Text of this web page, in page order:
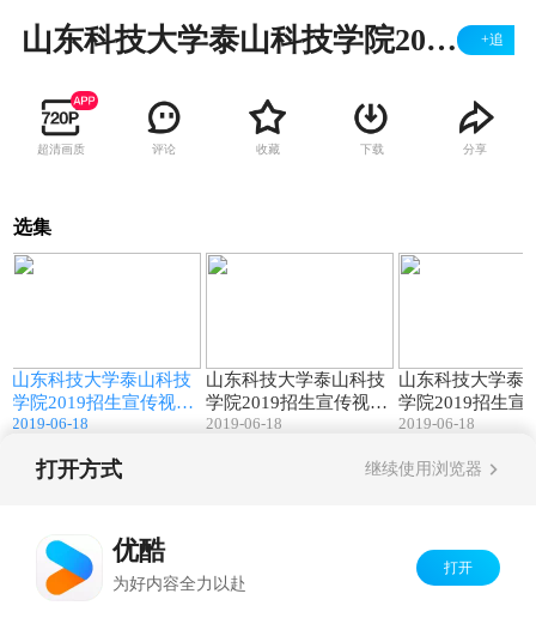
山东科技大学泰山科技学院2019招生宣传视频——伴你成长 +追
超清画质 评论 收藏 下载 分享
选集
山东科技大学泰山科技
学院2019招生宣传视频
——伴你成长
2019-06-18
山东科技大学泰山科技
学院2019招生宣传视频
——与你同行
2019-06-18
山东科技大学泰
学院2019招生宣
——淬炼商学院
2019-06-18
打开方式 继续使用浏览器
优酷
为好内容全力以赴
打开